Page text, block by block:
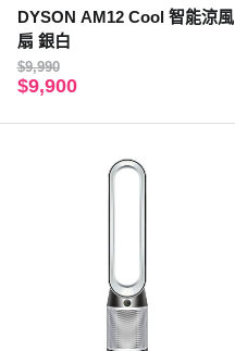
DYSON AM12 Cool 智能涼風
扇 銀白
$9,990
$9,900